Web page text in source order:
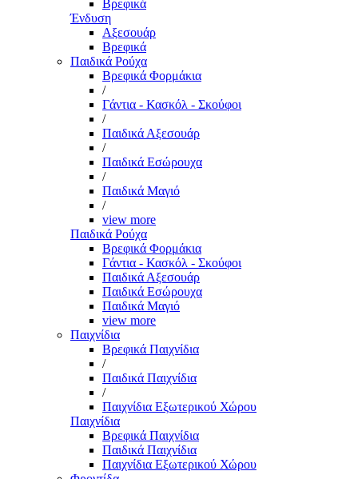
Βρεφικά
Ένδυση
Αξεσουάρ
Βρεφικά
Παιδικά Ρούχα
Βρεφικά Φορμάκια
/
Γάντια - Κασκόλ - Σκούφοι
/
Παιδικά Αξεσουάρ
/
Παιδικά Εσώρουχα
/
Παιδικά Μαγιό
/
view more
Παιδικά Ρούχα
Βρεφικά Φορμάκια
Γάντια - Κασκόλ - Σκούφοι
Παιδικά Αξεσουάρ
Παιδικά Εσώρουχα
Παιδικά Μαγιό
view more
Παιχνίδια
Βρεφικά Παιχνίδια
/
Παιδικά Παιχνίδια
/
Παιχνίδια Εξωτερικού Χώρου
Παιχνίδια
Βρεφικά Παιχνίδια
Παιδικά Παιχνίδια
Παιχνίδια Εξωτερικού Χώρου